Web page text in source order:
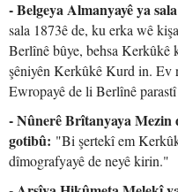
- Belgeya Almanyayê ya
sala 1873ê de, ku erka wê
Berlînê bûye, behsa
şêniyên Kerkûkê Kurd in. Ev
Ewropayê de li Berlînê parastî
- Nûnerê Brîtanyaya Mezin
gotibû: "Bi şertekî em
dîmografyayê de neyê kirin."